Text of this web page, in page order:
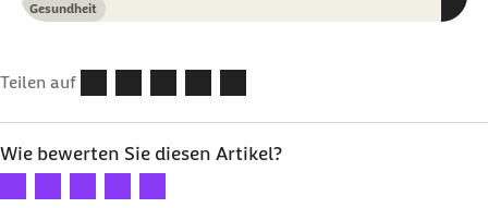
Kategorie
Gesundheit
Teilen auf
Wie bewerten Sie diesen Artikel?
Ihre Bewertung: 1 Stern
Ihre Bewertung: 2 Sterne
Ihre Bewertung: 3 Sterne
Ihre Bewertung: 4 Sterne
Ihre Bewertung: 5 Sterne